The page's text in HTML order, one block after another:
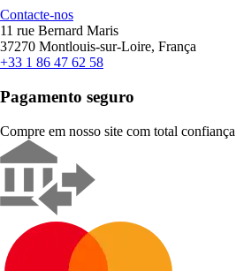
Contacte-nos
11 rue Bernard Maris
37270 Montlouis-sur-Loire, França
+33 1 86 47 62 58
Pagamento seguro
Compre em nosso site com total confiança